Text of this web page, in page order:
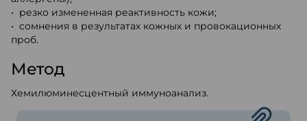
• резко измененная реактивность кожи;
• сомнения в результатах кожных и провокационных
проб.
Метод
Хемилюминесцентный иммуноанализ.